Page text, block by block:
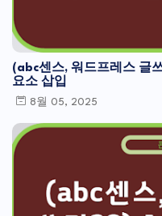
(abc센스, 워드프레스 글
요소 삽입
8월 05, 2025